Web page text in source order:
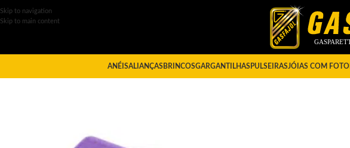
Skip to navigation
Skip to main content
ANÉISALIANÇAS BRINCOSGARGANTILHAS PULSEIRASJÓIAS COM FOTO